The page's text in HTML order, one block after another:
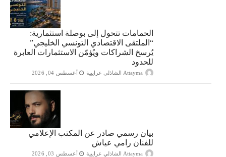
الحمامات تتحول إلى بوصلة استثمارية:
“الملتقى الاقتصادي التونسي الخليجي”
يُرسخ الشراكات ويُؤمّن الاستثمارات العابرة
للحدود
Attayma الشاذلي عرايبية أغسطس 04, 2026
بيان رسمي صادر عن المكتب الإعلامي
للفنان رامي عياش
Attayma الشاذلي عرايبية أغسطس 03, 2026